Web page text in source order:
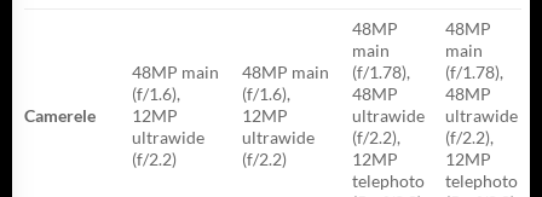
Camerele
48MP main
(f/1.6),
12MP
ultrawide
(f/2.2)
48MP main
(f/1.6),
12MP
ultrawide
(f/2.2)
48MP
main
(f/1.78),
48MP
ultrawide
(f/2.2),
12MP
telephoto
48MP
main
(f/1.78),
48MP
ultrawide
(f/2.2),
12MP
telephoto